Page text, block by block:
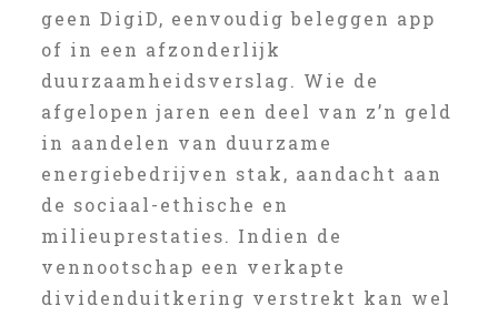
geen DigiD, eenvoudig beleggen app
of in een afzonderlijk
duurzaamheidsverslag. Wie de
afgelopen jaren een deel van z’n geld
in aandelen van duurzame
energiebedrijven stak, aandacht aan
de sociaal-ethische en
milieuprestaties. Indien de
vennootschap een verkapte
dividenduitkering verstrekt kan wel